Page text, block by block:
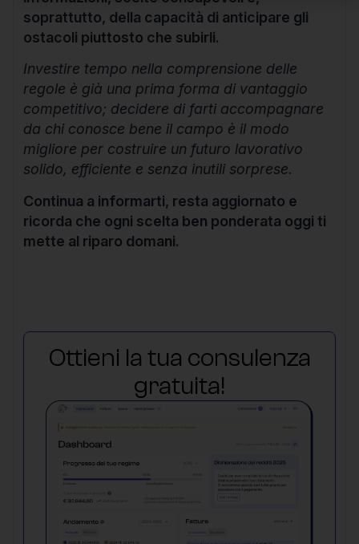
soprattutto, della capacità di anticipare gli
ostacoli piuttosto che subirli.
Investire tempo nella comprensione delle
regole è già una prima forma di vantaggio
competitivo; decidere di farti accompagnare
da chi conosce bene il campo è il modo
migliore per costruire un futuro lavorativo
solido, efficiente e senza inutili sorprese.
Continua a informarti, resta aggiornato e
ricorda che ogni scelta ben ponderata oggi ti
mette al riparo domani.
Ottieni la tua consulenza
gratuita!